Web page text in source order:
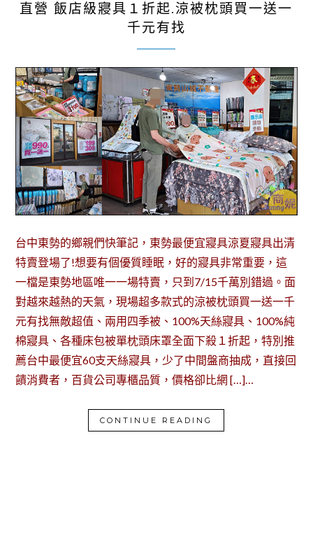
直營 飯店級寢具１折起.涼被枕頭買一送一
千元有找
台中東勢的鄉親們快筆記，東勢最便宜寢具涼夏寢具出清
特賣登場了!想要有個優質睡眠，好的寢具非常重要，這
一檔是東勢地區唯一一場特賣，只到7/15千萬別錯過。面
對越來越熱的天氣，現場超多款式的涼被枕頭買一送一千
元有找無敵超值、兩用四季被、100%天絲寢具、100%純
棉寢具、各種床包被單枕頭床罩全面下殺１折起，特別推
薦台中最便宜60支天絲寢具，少了中間盤商抽成，直接回
饋消費者，百貨公司專櫃品質，價格卻比網 […]…
CONTINUE READING